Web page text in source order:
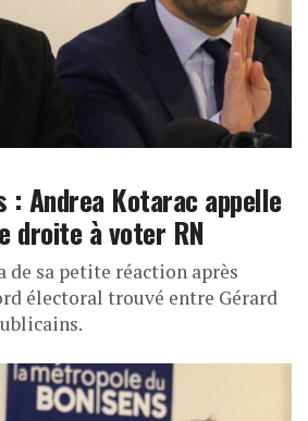
: Andrea Kotarac appelle
droite à voter RN
de sa petite réaction après
électoral trouvé entre Gérard